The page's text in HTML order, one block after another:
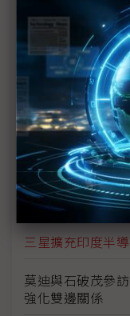
看好印度市場與
稀土取得受限 恐
印度啟動半導
印度加速推動半
2025年內產出
印度半導體吸引
定
三星擴充印度半
莫迪與石破茂參
強化雙邊關係